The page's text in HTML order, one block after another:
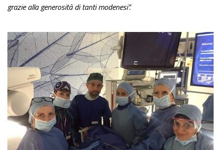
grazie alla generosità di tanti modenesi”.